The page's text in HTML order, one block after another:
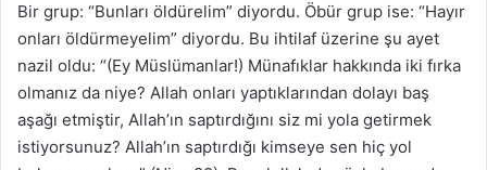
Bir grup: “Bunları öldürelim” diyordu. Öbür grup ise: “Hayır
onları öldürmeyelim” diyordu. Bu ihtilaf üzerine şu ayet
nazil oldu: “(Ey Müslümanlar!) Münafıklar hakkında iki fırka
olmanız da niye? Allah onları yaptıklarından dolayı baş
aşağı etmiştir, Allah’ın saptırdığını siz mi yola getirmek
istiyorsunuz? Allah’ın saptırdığı kimseye sen hiç yol